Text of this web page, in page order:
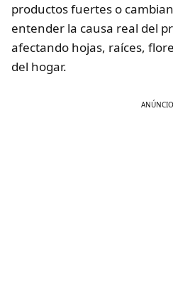
productos fuertes o
entender la causa real del
afectando hojas, raíces,
del hogar.